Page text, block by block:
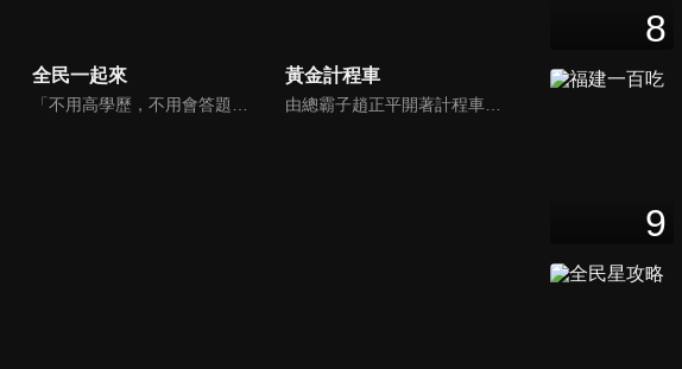
全民一起來
「不用高學歷，不用會答題，全民一起來，獎金拿不完！」《全民一起來》是一檔結合手機遊戲的大型現場直播益智節目，「記憶、觀察、反應、平衡、敏捷...」，多道關卡考驗挑戰者的多元智能及體能，見證藝人明星各項不可思議的挑戰。
黃金計程車
由總霸子趙正平開著計程車在街頭隨機找尋搭車路人，進行機智問答，如果十題答對就可以拿走金元寶！如果沒有答對，就把當前獎金減一個0然後發放！另外節目中總霸子趙正平還會帶我們遍尋美食名景。
8
9